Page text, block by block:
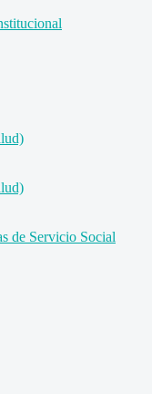
de Servicio Social